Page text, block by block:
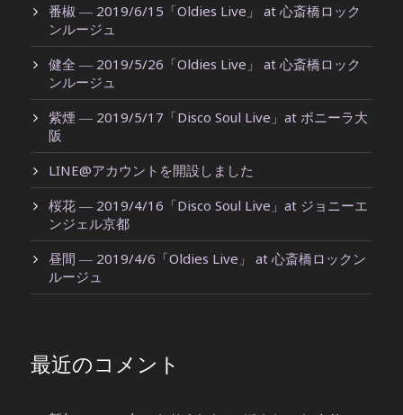
番椒 ― 2019/6/15「Oldies Live」 at 心斎橋ロック
ンルージュ
健全 ― 2019/5/26「Oldies Live」 at 心斎橋ロック
ンルージュ
紫煙 ― 2019/5/17「Disco Soul Live」at ボニーラ大
阪
LINE@アカウントを開設しました
桜花 ― 2019/4/16「Disco Soul Live」at ジョニーエ
ンジェル京都
昼間 ― 2019/4/6「Oldies Live」 at 心斎橋ロックン
ルージュ
最近のコメント